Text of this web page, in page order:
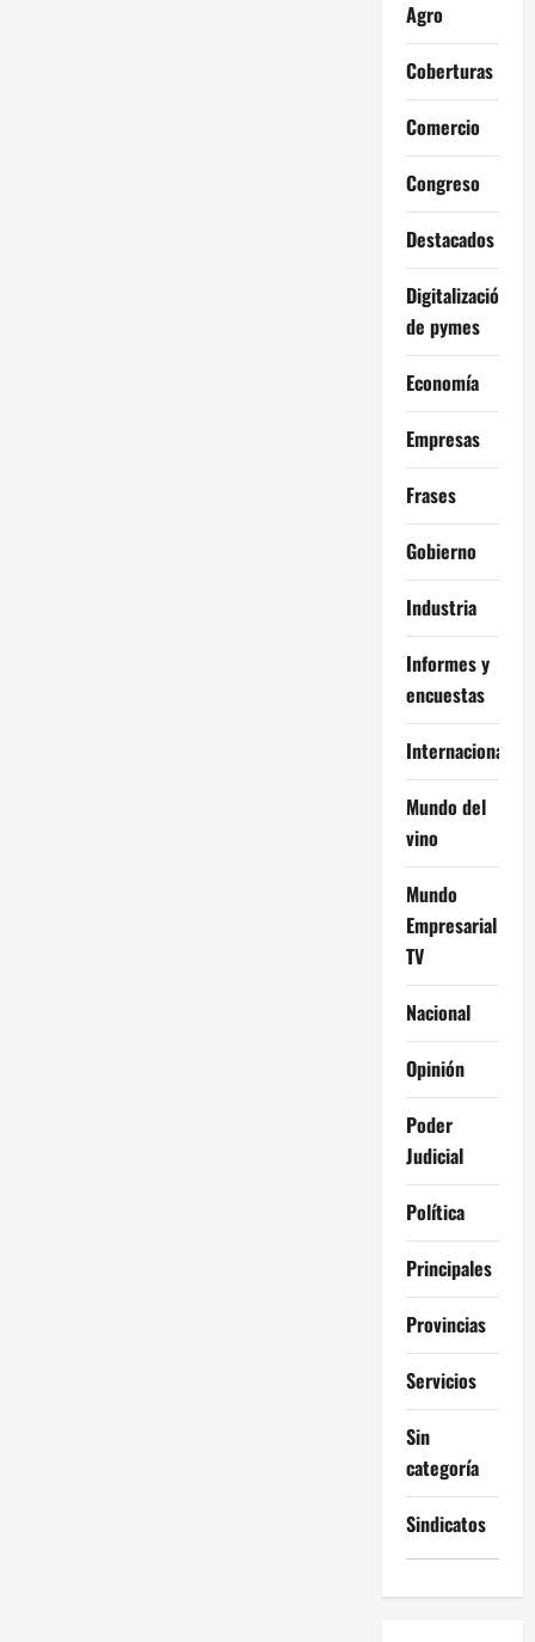
Agro
Coberturas
Comercio
Congreso
Destacados
Digitalización
de pymes
Economía
Empresas
Frases
Gobierno
Industria
Informes y
encuestas
Internacional
Mundo del
vino
Mundo
Empresarial
TV
Nacional
Opinión
Poder
Judicial
Política
Principales
Provincias
Servicios
Sin
categoría
Sindicatos